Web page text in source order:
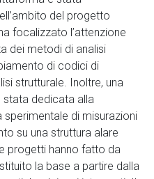
del progetto
focalizzato l’attenzione
dei metodi di analisi
di codici di
strutturale. Inoltre, una
stata dedicata alla
di misurazioni
su una struttura alare
progetti hanno fatto da
la base a partire dalla